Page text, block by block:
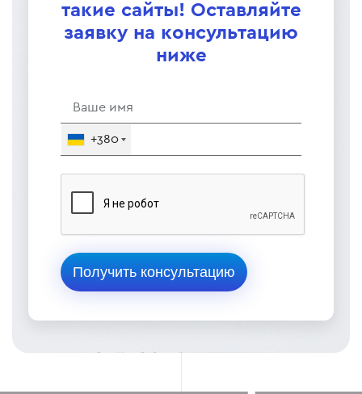
такие сайты! Оставляйте
заявку на консультацию
ниже
+380